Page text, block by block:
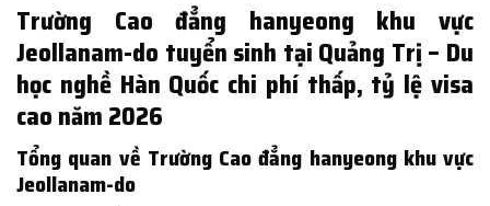
Trường Cao đẳng hanyeong khu vực
Jeollanam-do tuyển sinh tại Quảng Trị – Du
học nghề Hàn Quốc chi phí thấp, tỷ lệ visa
cao năm 2026
Tổng quan về Trường Cao đẳng hanyeong khu vực
Jeollanam-do